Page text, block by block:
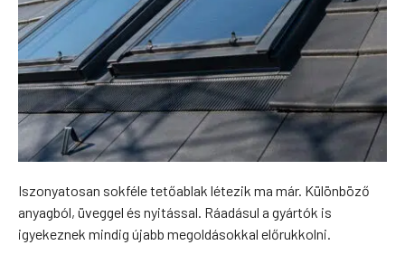
Iszonyatosan sokféle tetőablak létezik ma már. Különböző
anyagból, üveggel és nyitással. Ráadásul a gyártók is
igyekeznek mindig újabb megoldásokkal előrukkolni.